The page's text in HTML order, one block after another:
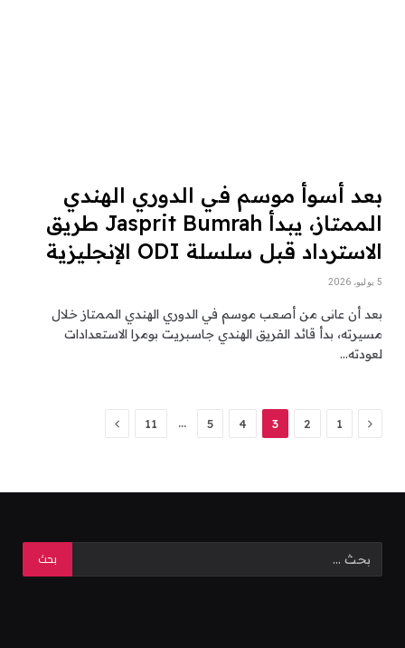
بعد أسوأ موسم في الدوري الهندي
الممتاز، يبدأ Jasprit Bumrah طريق
الاسترداد قبل سلسلة ODI الإنجليزية
5 يوليو، 2026
بعد أن عانى من أصعب موسم في الدوري الهندي الممتاز خلال
مسيرته، بدأ قائد الفريق الهندي جاسبريت بومرا الاستعدادات
لعودته…
السابق
1
2
3
4
5
…
11 التالي